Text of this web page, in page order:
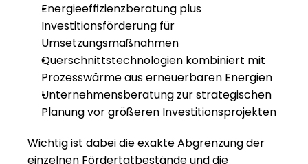
Energieeffizienzberatung plus
Investitionsförderung für
Umsetzungsmaßnahmen
Querschnittstechnologien kombiniert mit
Prozesswärme aus erneuerbaren Energien
Unternehmensberatung zur strategischen
Planung vor größeren Investitionsprojekten
Wichtig ist dabei die exakte Abgrenzung der
einzelnen Fördertatbestände und die